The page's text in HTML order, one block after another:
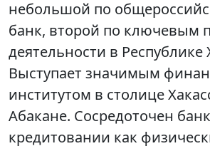
небольшой по
банк, второй по ключевым
деятельности в Республике
Выступает значимым
институтом в столице
Абакане. Сосредоточен
кредитовании как